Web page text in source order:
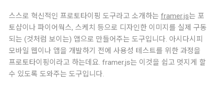
스스로 혁신적인 프로토타이핑 도구라고 소개하는 framer.js는 포
토샵이나 파이어웍스, 스케치 등으로 디자인한 이미지를 실제 구동
되는 (것처럼 보이는) 앱으로 만들어주는 도구입니다. 아시다시피
모바일 웹이나 앱을 개발하기 전에 사용성 테스트를 위한 과정을
프로토타이핑이라고 하는데요. framer.js는 이것을 쉽고 멋지게 할
수 있도록 도와주는 도구입니다.